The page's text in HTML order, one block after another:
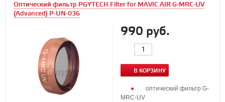
Оптический фильтр PGYTECH Filter for MAVIC AIR G-MRC-UV
(Advanced) P-UN-036
990 руб.
В КОРЗИНУ
оптический фильтр G-
MRC-UV